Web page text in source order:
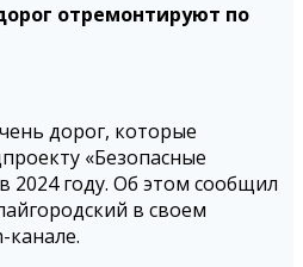
отремонтируют по
дорог, которые
«Безопасные
2024 году. Об этом сообщил
в своем